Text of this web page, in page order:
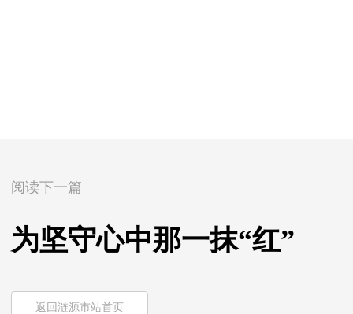
阅读下一篇
为坚守心中那一抹“红”
返回涟源市站首页